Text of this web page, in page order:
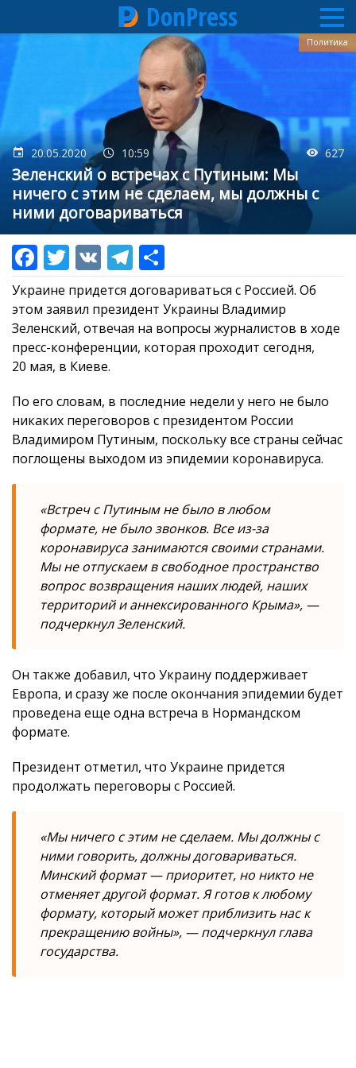
Перейти
основному
DonPress
20.05.2020 10:59 627
Зеленский о встречах с Путиным: Мы
ничего с этим не сделаем, мы должны с
ними договариваться
Политика
Украине придется договариваться с Россией. Об
этом заявил президент Украины Владимир
Зеленский, отвечая на вопросы журналистов в ходе
пресс-конференции, которая проходит сегодня,
20 мая, в Киеве.
По его словам, в последние недели у него не было
никаких переговоров с президентом России
Владимиром Путиным, поскольку все страны сейчас
поглощены выходом из эпидемии коронавируса.
«Встреч с Путиным не было в любом
формате, не было звонков. Все из-за
коронавируса занимаются своими странами.
Мы не отпускаем в свободное пространство
вопрос возвращения наших людей, наших
территорий и аннексированного Крыма», —
подчеркнул Зеленский.
Он также добавил, что Украину поддерживает
Европа, и сразу же после окончания эпидемии будет
проведена еще одна встреча в Нормандском
формате.
Президент отметил, что Украине придется
продолжать переговоры с Россией.
«Мы ничего с этим не сделаем. Мы должны с
ними говорить, должны договариваться.
Минский формат — приоритет, но никто не
отменяет другой формат. Я готов к любому
формату, который может приблизить нас к
прекращению войны», — подчеркнул глава
государства.